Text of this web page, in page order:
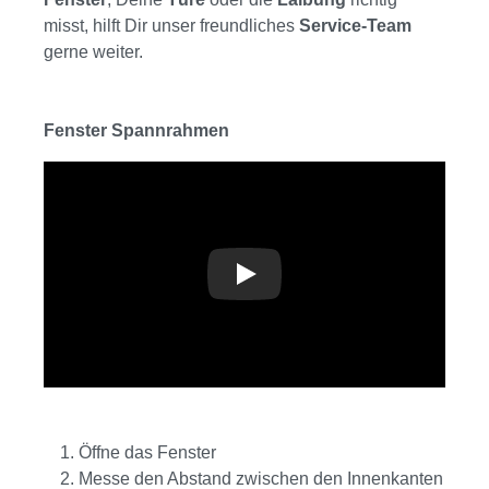
misst, hilft Dir unser freundliches Service-Team
gerne weiter.
Fenster Spannrahmen
Play
Öffne das Fenster
Messe den Abstand zwischen den Innenkanten